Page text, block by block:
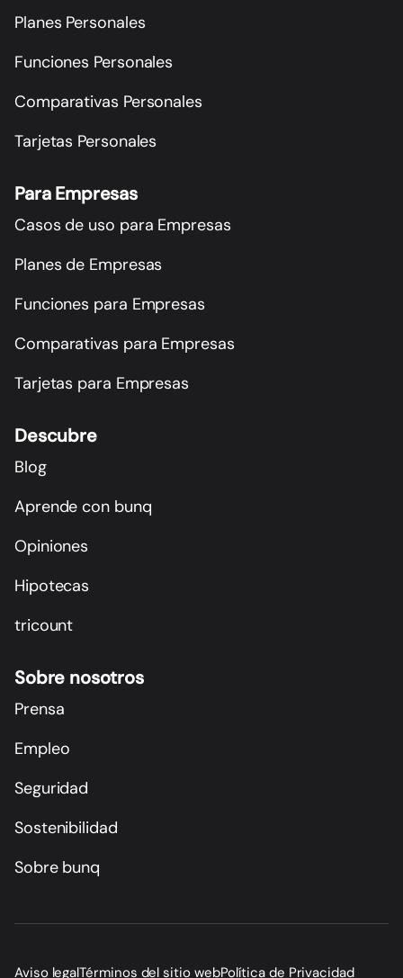
Planes Personales
Funciones Personales
Comparativas Personales
Tarjetas Personales
Para Empresas
Casos de uso para Empresas
Planes de Empresas
Funciones para Empresas
Comparativas para Empresas
Tarjetas para Empresas
Descubre
Blog
Aprende con bunq
Opiniones
Hipotecas
tricount
Sobre nosotros
Prensa
Empleo
Seguridad
Sostenibilidad
Sobre bunq
Aviso legalTérminos del sitio webPolítica de Privacidad